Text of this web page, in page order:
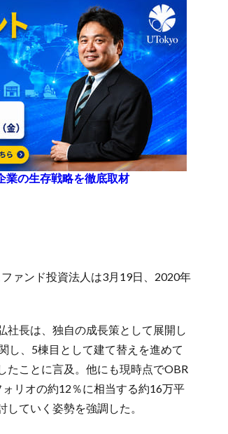
業の生存戦略を徹底取材
ァンド投資法人は3月19日、2020年
社長は、独自の成長策として展開し
し、5棟目として建て替えを進めて
たことに言及。他にも現時点でOBR
リオの約12％に相当する約16万平
ていく姿勢を強調した。